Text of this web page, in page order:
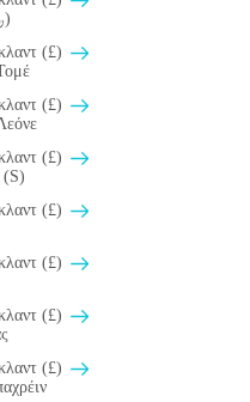
QAR Riyal Κατάρ (﷼)
(£)
(£)
(£)
(S)
(£)
(£)
(£)
(£)